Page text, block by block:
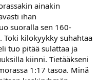
ainakin
ihan
suoralla sen 160-
kilokyykky suhahtaa
tuo pitää sulattaa ja
kiinni. Tietääkseni
1:17 tasoa. Minä